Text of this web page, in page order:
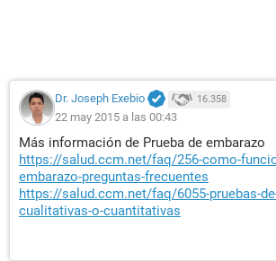
Dr. Joseph Exebio 16.358
22 may 2015 a las 00:43
Más información de Prueba de embarazo
https://salud.ccm.net/faq/256-como-
embarazo-preguntas-frecuentes
https://salud.ccm.net/faq/6055-pruebas-
cualitativas-o-cuantitativas